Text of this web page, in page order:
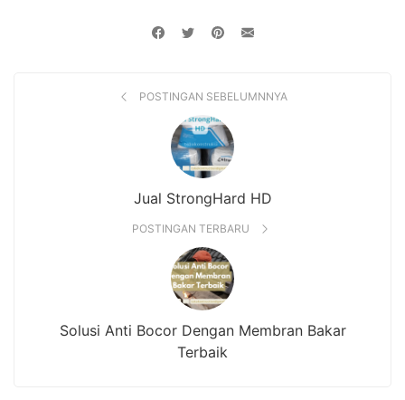
POSTINGAN SEBELUMNNYA
Jual StrongHard HD
POSTINGAN TERBARU
Solusi Anti Bocor Dengan Membran Bakar
Terbaik